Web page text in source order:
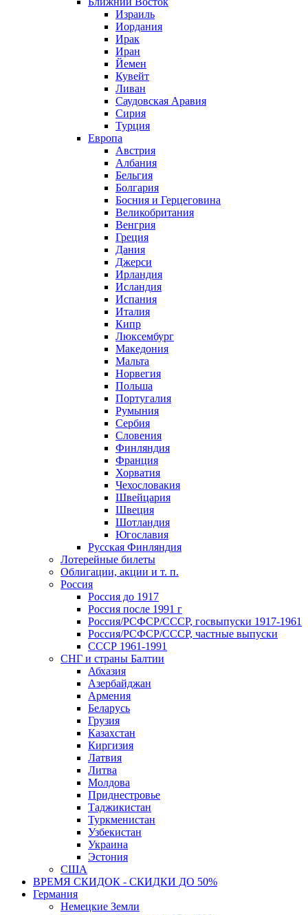
Израиль
Иордания
Ирак
Иран
Йемен
Кувейт
Ливан
Саудовская Аравия
Сирия
Турция
Европа
Австрия
Албания
Бельгия
Болгария
Босния и Герцеговина
Великобритания
Венгрия
Греция
Дания
Джерси
Ирландия
Исландия
Испания
Италия
Кипр
Люксембург
Македония
Мальта
Норвегия
Польша
Португалия
Румыния
Сербия
Словения
Финляндия
Франция
Хорватия
Чехословакия
Швейцария
Швеция
Шотландия
Югославия
Русская Финляндия
Лотерейные билеты
Облигации, акции и т. п.
Россия
Россия до 1917
Россия после 1991 г
Россия/РСФСР/СССР, госвыпуски 1917-1961
Россия/РСФСР/СССР, частные выпуски
СССР 1961-1991
СНГ и страны Балтии
Абхазия
Азербайджан
Армения
Беларусь
Грузия
Казахстан
Киргизия
Латвия
Литва
Молдова
Приднестровье
Таджикистан
Туркменистан
Узбекистан
Украина
Эстония
США
ВРЕМЯ СКИДОК - СКИДКИ ДО 50%
Германия
Немецкие Земли